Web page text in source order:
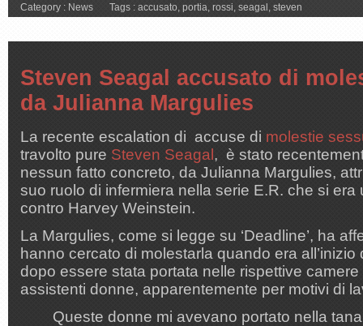
Category : News Tags : accusato, portia, rossi, seagal , steven
Steven Seagal accusato di
da Julianna Margulies
La recente escalation di accuse di molestie
travolto pure Steven Seagal, è stato
nessun fatto concreto, da Julianna Margulies,
suo ruolo di infermiera nella serie E.R. che si
contro Harvey Weinstein.
La Margulies, come si legge su ‘Deadline’, ha
hanno cercato di molestarla quando era all’inizio
dopo essere stata portata nelle rispettive camere
assistenti donne, apparentemente per motivi di
Queste donne mi avevano portato nella